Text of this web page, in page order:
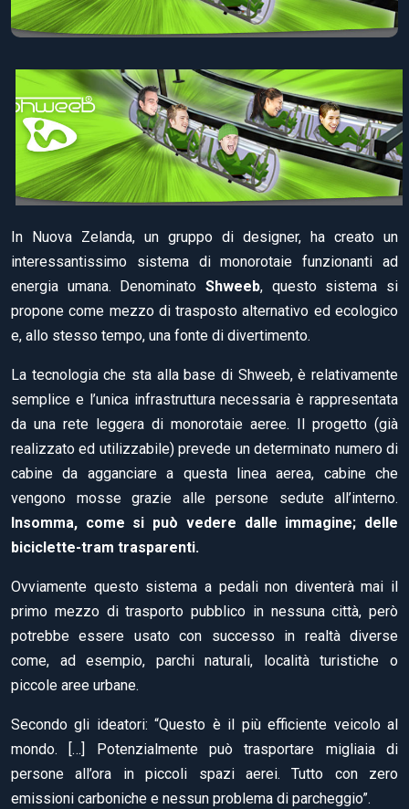
In Nuova Zelanda, un gruppo di designer, ha creato un
interessantissimo sistema di monorotaie funzionanti ad
energia umana. Denominato Shweeb, questo sistema si
propone come mezzo di trasposto alternativo ed ecologico
e, allo stesso tempo, una fonte di divertimento.
La tecnologia che sta alla base di Shweeb, è relativamente
semplice e l’unica infrastruttura necessaria è rappresentata
da una rete leggera di monorotaie aeree. Il progetto (già
realizzato ed utilizzabile) prevede un determinato numero di
cabine da agganciare a questa linea aerea, cabine che
vengono mosse grazie alle persone sedute all’interno.
Insomma, come si può vedere dalle immagine; delle
biciclette-tram trasparenti.
Ovviamente questo sistema a pedali non diventerà mai il
primo mezzo di trasporto pubblico in nessuna città, però
potrebbe essere usato con successo in realtà diverse
come, ad esempio, parchi naturali, località turistiche o
piccole aree urbane.
Secondo gli ideatori: “Questo è il più efficiente veicolo al
mondo. […] Potenzialmente può trasportare migliaia di
persone all’ora in piccoli spazi aerei. Tutto con zero
emissioni carboniche e nessun problema di parcheggio”.